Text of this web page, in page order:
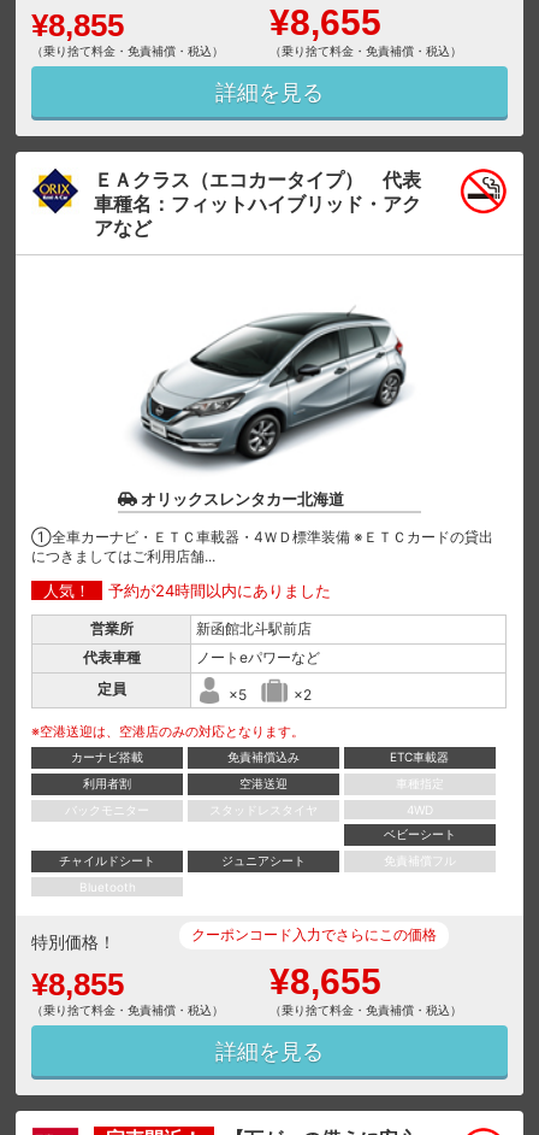
¥8,855
（乗り捨て料金・免責補償・税込）
¥8,655
（乗り捨て料金・免責補償・税込）
詳細を見る
ＥＡクラス（エコカータイプ） 代表
車種名：フィットハイブリッド・アク
アなど
オリックスレンタカー北海道
①全車カーナビ・ＥＴＣ車載器・4ＷＤ標準装備 ※ＥＴＣカードの貸出
につきましてはご利用店舗...
人気！ 予約が24時間以内にありました
営業所
新函館北斗駅前店
代表車種
ノートeパワーなど
定員
×5 ×2
※空港送迎は、空港店のみの対応となります。
カーナビ搭載 免責補償込み
ETC車載器
利用者割
空港送迎
車種指定
バックモニター
スタッドレスタイヤ
4WD
ベビーシート
チャイルドシート
ジュニアシート
免責補償フル
Bluetooth
特別価格！
¥8,855
（乗り捨て料金・免責補償・税込）
クーポンコード入力でさらにこの価格
¥8,655
（乗り捨て料金・免責補償・税込）
詳細を見る